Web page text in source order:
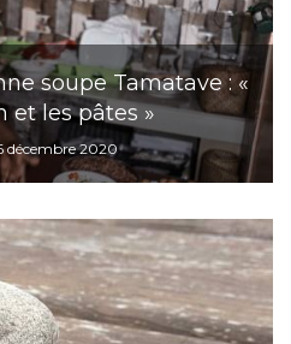
soupe Tamatave : «
et les pâtes »
décembre 2020